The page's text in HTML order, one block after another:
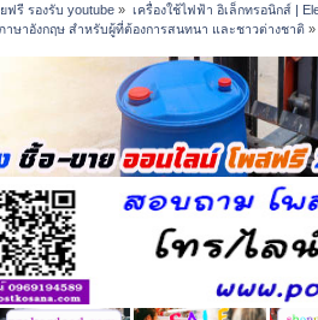
รี รองรับ youtube » เครื่องใช้ไฟฟ้า อิเล็กทรอนิกส์ |
าษาอังกฤษ สำหรับผู้ที่ต้องการสนทนา และชาวต่างชาติ »